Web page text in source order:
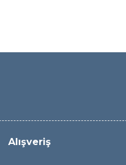
Alışveriş